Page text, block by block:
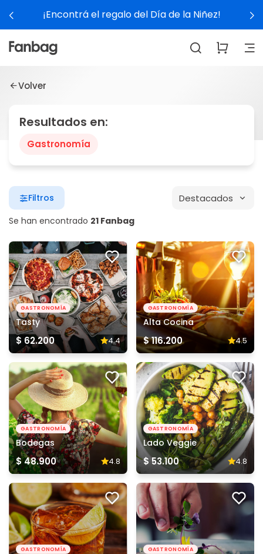
¡Encontrá el regalo del Día de la Niñez!
Volver
Resultados en:
Gastronomía
Se han encontrado 21 Fanbag
Filtros Destacados
GASTRONOMÍA
Tasty
$ 62.200 4.4
GASTRONOMÍA
Alta Cocina
$ 116.200 4.5
GASTRONOMÍA
Bodegas
$ 48.900 4.8
GASTRONOMÍA
Lado Veggie
$ 53.100 4.8
GASTRONOMÍA GASTRONOMÍA